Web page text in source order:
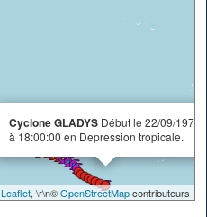
Cyclone GLADYS Début le 22/09/1975
à 18:00:00 en Depression tropicale.
Leaflet, \r\n©OpenStreetMapcontributeurs